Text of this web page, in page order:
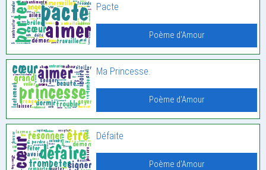
Pacte
Poème d'Amour
Ma Princesse.
Poème d'Amour
Défaite
Poème d'Amour